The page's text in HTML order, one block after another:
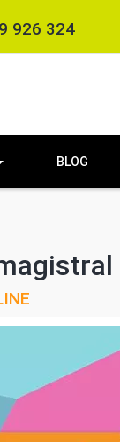
926 324
BLOG